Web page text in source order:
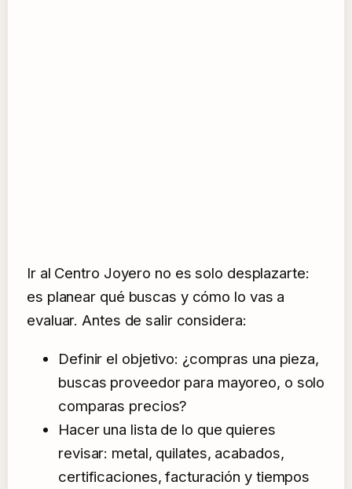
Ir al Centro Joyero no es solo desplazarte:
es planear qué buscas y cómo lo vas a
evaluar. Antes de salir considera:
Definir el objetivo: ¿compras una pieza,
buscas proveedor para mayoreo, o solo
comparas precios?
Hacer una lista de lo que quieres
revisar: metal, quilates, acabados,
certificaciones, facturación y tiempos